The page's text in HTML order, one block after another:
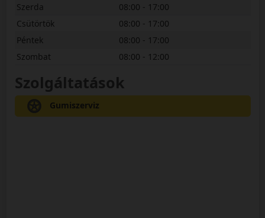
Szerda
08:00 - 17:00
Csütörtök
08:00 - 17:00
Péntek
08:00 - 17:00
Szombat
08:00 - 12:00
Szolgáltatások
Gumiszerviz